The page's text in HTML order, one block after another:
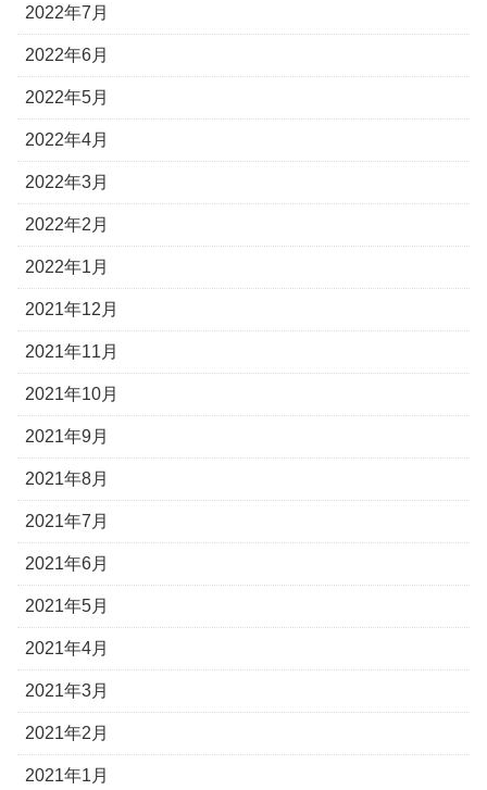
2022年7月
2022年6月
2022年5月
2022年4月
2022年3月
2022年2月
2022年1月
2021年12月
2021年11月
2021年10月
2021年9月
2021年8月
2021年7月
2021年6月
2021年5月
2021年4月
2021年3月
2021年2月
2021年1月